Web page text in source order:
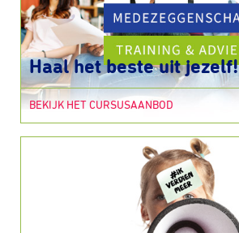
Haal het beste uit jezelf!
BEKIJK HET CURSUSAANBOD